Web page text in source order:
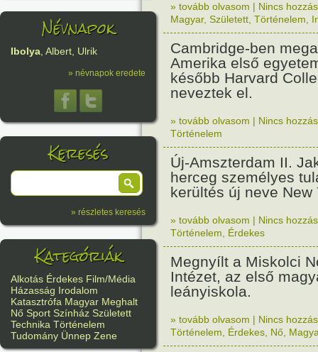
Névnapok
Ibolya, Albert, Ulrik
» névnapok eredete
Keresés
» részletes keresés
Kategóriák
Alkotás Érdekes Film/Média
Házasság Irodalom
Katasztrófa Magyar Meghalt
Nő Sport Színház Született
Technika Történelem
Tudomány Ünnep Zene
» tovább olvasom | Nincs
Magyar, Született Történelem
Cambridge-ben
Amerika első
később Harvard
neveztek el.
» tovább olvasom | Nincs
Történelem
Új-Amszterdam II.
herceg személyes
kerültés új neve New
» tovább olvasom | Nincs
Történelem
Érdekes
Megnyílt a Miskolci
Intézet, az első
leányiskola.
» tovább olvasom | Nincs
Történelem
Érdekes Nő